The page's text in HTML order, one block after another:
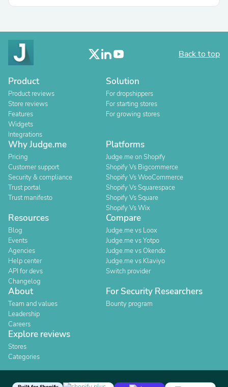
Back to top
Product
Product reviews
Store reviews
Features
Widgets
Integrations
Solution
For dropshippers
For starting stores
For growing stores
Why Judge.me
Pricing
Customer support
Security & compliance
Trust portal
Trust manifesto
Platforms
Judge.me on Shopify
Shopify Vs Bigcommerce
Shopify Vs WooCommerce
Shopify Vs Squarespace
Shopify Vs Square
Shopify Vs Wix
Resources
Blog
Events
Agencies
Help center
API for devs
Changelog
Compare
Judge.me vs Loox
Judge.me vs Yotpo
Judge.me vs Okendo
Judge.me vs Klaviyo
Switch provider
About
Team and values
Leadership
Careers
For Security Researchers
Bounty program
Explore reviews
Stores
Categories